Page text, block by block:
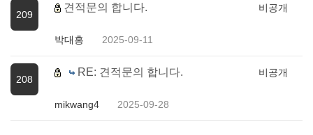
209
견적문의 합니다.
박대홍 2025-09-11
비공개
208
RE: 견적문의 합니다.
mikwang4 2025-09-28
비공개